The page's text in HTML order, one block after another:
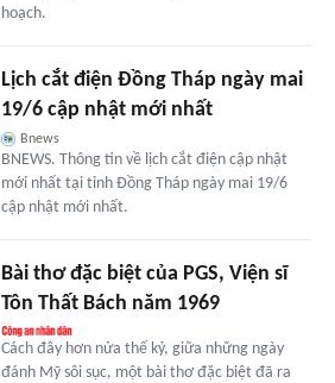
hoạch.
Lịch cắt điện Đồng Tháp ngày mai
19/6 cập nhật mới nhất
Bnews
BNEWS. Thông tin về lịch cắt điện cập nhật
mới nhất tại tỉnh Đồng Tháp ngày mai 19/6
cập nhật mới nhất.
Bài thơ đặc biệt của PGS, Viện sĩ
Tôn Thất Bách năm 1969
Cách đây hơn nửa thế kỷ, giữa những ngày
đánh Mỹ sôi sục, một bài thơ đặc biệt đã ra